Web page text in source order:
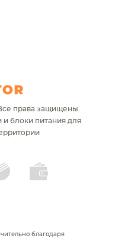
права защищены.
блоки питания для
благодаря